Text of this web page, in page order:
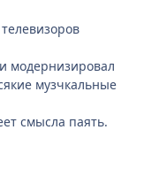
модернизировал
музчкальные
смысла паять.